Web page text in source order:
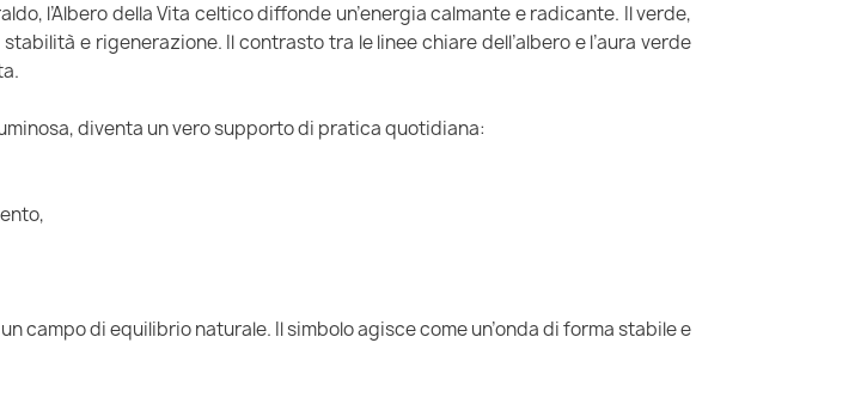
l’Albero della Vita celtico diffonde un’energia calmante e radicante. Il verde,
e rigenerazione. Il contrasto tra le linee chiare dell’albero e l’aura verde
diventa un vero supporto di pratica quotidiana:
campo di equilibrio naturale. Il simbolo agisce come un’onda di forma stabile e